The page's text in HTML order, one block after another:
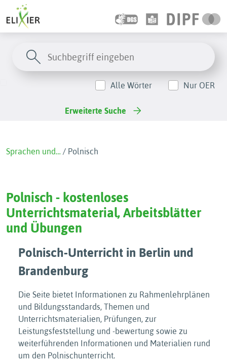
Alle Wörter Nur OER
Erweiterte Suche
Sprachen und… / Polnisch
Polnisch - kostenloses
Unterrichtsmaterial, Arbeitsblätter
und Übungen
Polnisch-Unterricht in Berlin und
Brandenburg
Die Seite bietet Informationen zu Rahmenlehrplänen
und Bildungsstandards, Themen und
Unterrichtsmaterialien, Prüfungen, zur
Leistungsfeststellung und -bewertung sowie zu
weiterführenden Informationen und Materialien rund
um den Polnischunterricht.